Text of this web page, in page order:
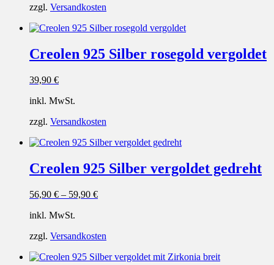
zzgl. Versandkosten
Creolen 925 Silber rosegold vergoldet
39,90 €
inkl. MwSt.
zzgl. Versandkosten
Creolen 925 Silber vergoldet gedreht
56,90 € – 59,90 €
inkl. MwSt.
zzgl. Versandkosten